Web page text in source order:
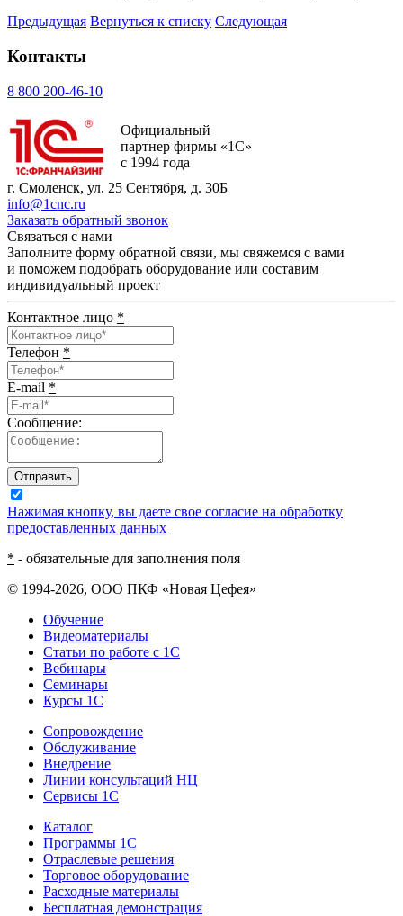
Предыдущая Вернуться к списку Следующая
Контакты
8 800 200-46-10
Официальный
партнер фирмы «1С»
с 1994 года
г. Смоленск, ул. 25 Сентября, д. 30Б
info@1cnc.ru
Заказать обратный звонок
Связаться с нами
Заполните форму обратной связи, мы свяжемся с вами
и поможем подобрать оборудование или составим
индивидуальный проект
Контактное лицо *
Телефон *
E-mail *
Сообщение:
Отправить
Нажимая кнопку, вы даете свое согласие на обработку
предоставленных данных
* - обязательные для заполнения поля
© 1994-2026, ООО ПКФ «Новая Цефея»
Обучение
Видеоматериалы
Статьи по работе с 1С
Вебинары
Семинары
Курсы 1С
Сопровождение
Обслуживание
Внедрение
Линии консультаций НЦ
Сервисы 1С
Каталог
Программы 1С
Отраслевые решения
Торговое оборудование
Расходные материалы
Бесплатная демонстрация